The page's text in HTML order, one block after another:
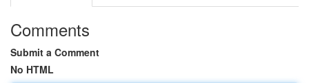
Comments
Submit a Comment
No HTML